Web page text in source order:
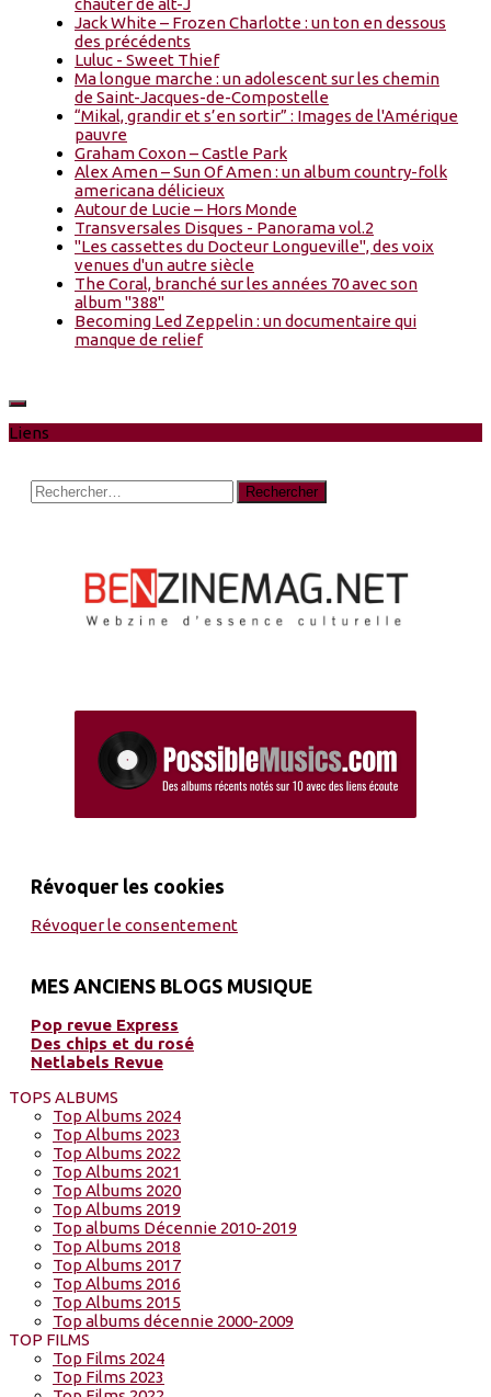
chauter de alt-J
Jack White – Frozen Charlotte : un ton en dessous
des précédents
Luluc - Sweet Thief
Ma longue marche : un adolescent sur les chemin
de Saint-Jacques-de-Compostelle
“Mikal, grandir et s’en sortir” : Images de l'Amérique
pauvre
Graham Coxon – Castle Park
Alex Amen – Sun Of Amen : un album country-folk
americana délicieux
Autour de Lucie – Hors Monde
Transversales Disques - Panorama vol.2
"Les cassettes du Docteur Longueville", des voix
venues d'un autre siècle
The Coral, branché sur les années 70 avec son
album "388"
Becoming Led Zeppelin : un documentaire qui
manque de relief
Liens
Rechercher :
Révoquer les cookies
Révoquer le consentement
MES ANCIENS BLOGS MUSIQUE
Pop revue Express
Des chips et du rosé
Netlabels Revue
TOPS ALBUMS
Top Albums 2024
Top Albums 2023
Top Albums 2022
Top Albums 2021
Top Albums 2020
Top Albums 2019
Top albums Décennie 2010-2019
Top Albums 2018
Top Albums 2017
Top Albums 2016
Top Albums 2015
Top albums décennie 2000-2009
TOP FILMS
Top Films 2024
Top Films 2023